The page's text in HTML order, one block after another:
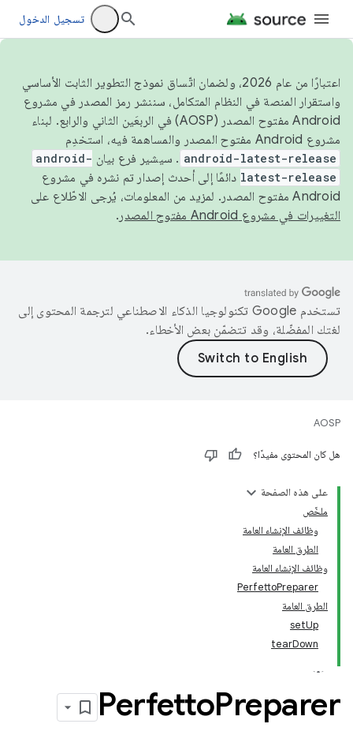
تسجيل الدخول
اعتبارًا من عام 2026، ولضمان اتّساق نموذج التطوير الثابت الأساسي
واستقرار المنصة في النظام المتكامل، سننشر رمز المصدر في مشروع
Android مفتوح المصدر (AOSP) في الربعَين الثاني والرابع. لبناء
مشروع Android مفتوح المصدر والمساهمة فيه، استخدِم
android-latest-release . سيشير فرع بيان android-
latest-release دائمًا إلى أحدث إصدار تم نشره في مشروع
Android مفتوح المصدر. لمزيد من المعلومات، يُرجى الاطّلاع على
التغييرات في مشروع Android مفتوح المصدر
.
تستخدم Google تكنولوجيا الذكاء الاصطناعي لترجمة المحتوى إلى
لغتك المفضّلة، وقد تتضمّن بعض الأخطاء.
AOSP
هل كان المحتوى مفيدًا؟
على هذه الصفحة
ملخّص
وظائف الإنشاء العامة
الطرق العامة
وظائف الإنشاء العامة
PerfettoPreparer
الطرق العامة
setUp
tearDown
PerfettoPreparer